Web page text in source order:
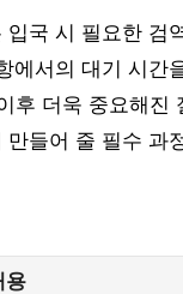
입국 시 필요한 검
에서의 대기 시간
후 더욱 중요해진
만들어 줄 필수 과
용